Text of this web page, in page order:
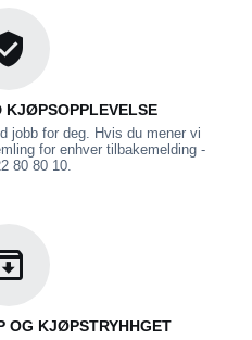
KJØPSOPPLEVELSE
jobb for deg. Hvis du mener vi
for enhver tilbakemelding -
80 80 10.
OG KJØPSTRYHHGET